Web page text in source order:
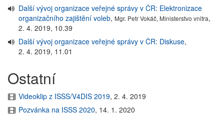
Další vývoj organizace veřejné správy v ČR: Elektronizace
organizačního zajištění voleb, Mgr. Petr Vokáč, Ministerstvo vnitra,
2. 4. 2019, 10.39
Další vývoj organizace veřejné správy v ČR: Diskuse,
2. 4. 2019, 11.01
Ostatní
Videoklip z ISSS/V4DIS 2019,2. 4. 2019
Pozvánka na ISSS 2020, 14. 1. 2020